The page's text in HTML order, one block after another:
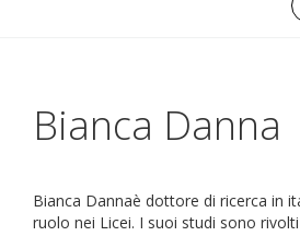
Bianca Danna
Bianca Dannaè dottore di ricerca in
ruolo nei Licei. I suoi studi sono